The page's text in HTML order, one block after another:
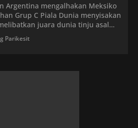
Argentina mengalhakan Meksiko
Grup C Piala Dunia menyisakan
juara dunia tinju asal
Raja kelas menengah super
mengancam Messi setelah sebuah
Parikesit